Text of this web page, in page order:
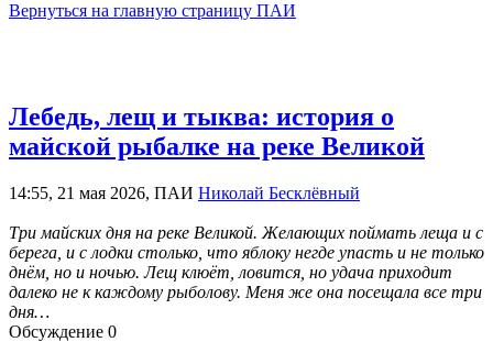
Вернуться на главную страницу ПАИ
Лебедь, лещ и тыква: история о
майской рыбалке на реке Великой
14:55, 21 мая 2026, ПАИ Николай Бесклёвный
Три майских дня на реке Великой. Желающих поймать леща и с
берега, и с лодки столько, что яблоку негде упасть и не только
днём, но и ночью. Лещ клюёт, ловится, но удача приходит
далеко не к каждому рыболову. Меня же она посещала все три
дня…
Обсуждение 0